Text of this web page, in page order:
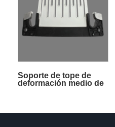
Soporte de tope de
deformación medio de